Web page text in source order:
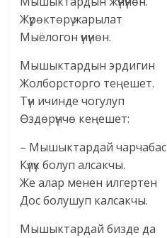
Жүрөктөрү жарылат
Мыёлогон үнүнөн.
Мышыктардын эрдигин
Жолборсторго теңешет.
Түн ичинде чогулуп
Өздөрүнчө кеңешет:
– Мышыктардай чарчабас
Күлүк болуп алсакчы.
Же алар менен илгертен
Дос болушуп калсакчы.
Мышыктардай бизде да